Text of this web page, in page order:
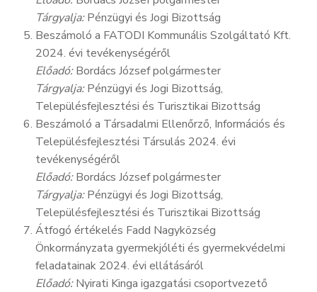
Tárgyalja:Pénzügyi és Jogi Bizottság
Beszámoló a FATODI Kommunális Szolgáltató Kft.
2024. évi tevékenységéről
Előadó:Bordács József polgármester
Tárgyalja:Pénzügyi és Jogi Bizottság,
Településfejlesztési és Turisztikai Bizottság
Beszámoló a Társadalmi Ellenőrző, Információs és
Településfejlesztési Társulás 2024. évi
tevékenységéről
Előadó:Bordács József polgármester
Tárgyalja:Pénzügyi és Jogi Bizottság,
Településfejlesztési és Turisztikai Bizottság
Átfogó értékelés Fadd Nagyközség
Önkormányzata gyermekjóléti és gyermekvédelmi
feladatainak 2024. évi ellátásáról
Előadó:Nyirati Kinga igazgatási csoportvezető